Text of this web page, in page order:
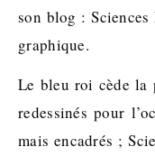
son blog :
graphique.
Le bleu roi cède la
redessinés pour
mais encadrés ;